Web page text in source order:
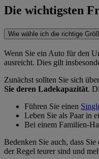
Die wichtigsten
Wie wähle ich die richtige
Wenn Sie ein Auto für den
ausreicht. Dies gilt
Zunächst sollten Sie sich
Sie deren Ladekapazität.
Führen Sie einen
Leben Sie als Paar in
Bei einem Familien-
Bedenken Sie auch, dass Sie
der Regel teurer sind und